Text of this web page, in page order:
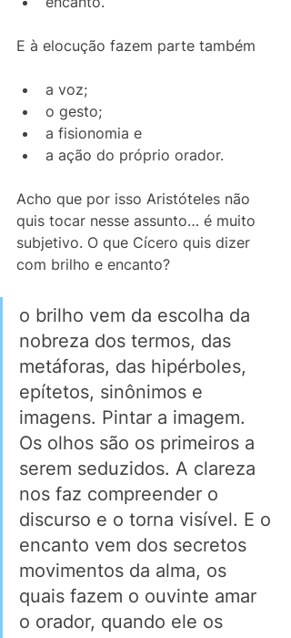
E à elocução fazem parte também
a voz;
o gesto;
a fisionomia e
a ação do próprio orador.
Acho que por isso Aristóteles não
quis tocar nesse assunto… é muito
subjetivo. O que Cícero quis dizer
com brilho e encanto?
o brilho vem da escolha da
nobreza dos termos, das
metáforas, das hipérboles,
epítetos, sinônimos e
imagens. Pintar a imagem.
Os olhos são os primeiros a
serem seduzidos. A clareza
nos faz compreender o
discurso e o torna visível. E o
encanto vem dos secretos
movimentos da alma, os
quais fazem o ouvinte amar
o orador, quando ele os